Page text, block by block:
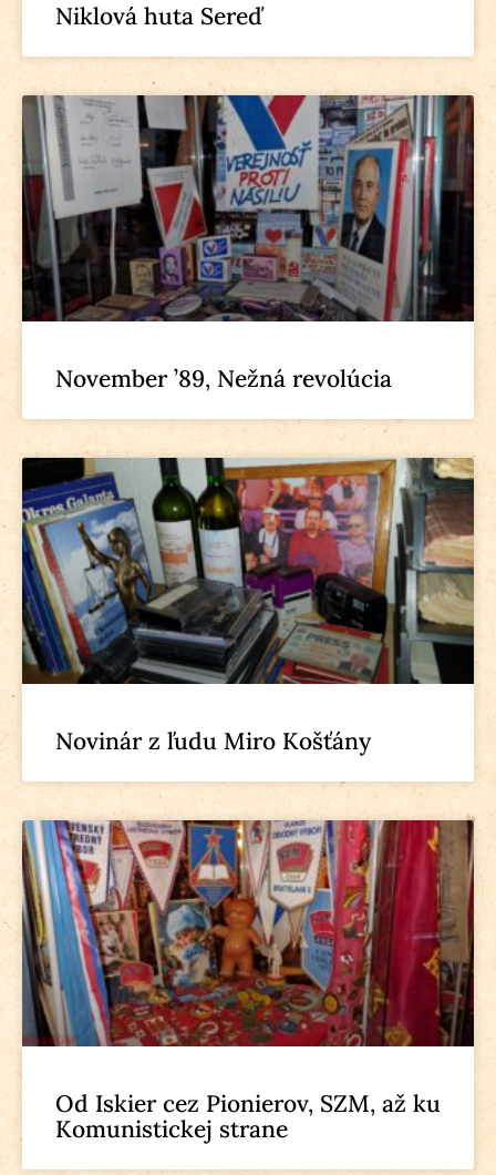
Niklová huta Sereď
November ’89, Nežná revolúcia
Novinár z ľudu Miro Košťány
Od Iskier cez Pionierov, SZM, až ku
Komunistickej strane